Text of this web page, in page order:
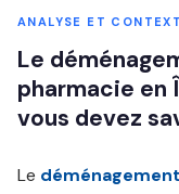
ANALYSE ET
Le
pharmacie en
vous devez
Le